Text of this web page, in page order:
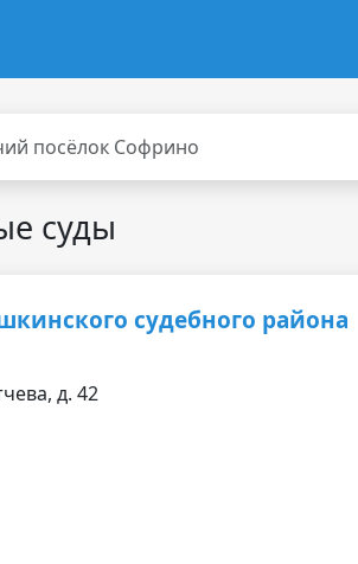
посёлок Софрино
суды
судебного района
д. 42